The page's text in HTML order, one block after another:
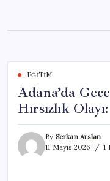
content
EĞITIM
Adana’da
Hırsızlık
By Serkan Arslan
11 Mayıs 2026
1